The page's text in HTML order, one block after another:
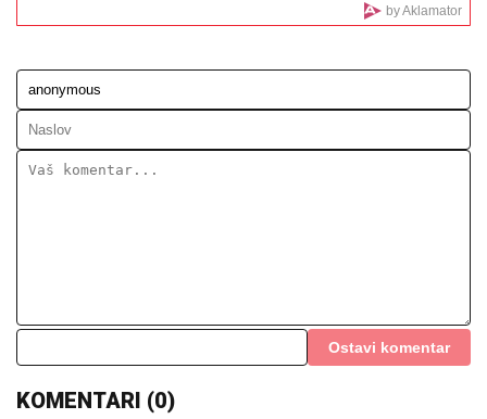
zbunjeni zbog prizora koje su zatekli:
"Veoma je neuobičajeno..."